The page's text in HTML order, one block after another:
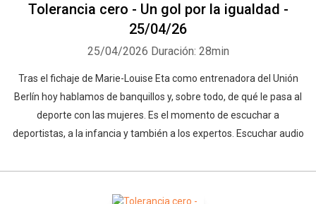
Tolerancia cero - Un gol por la igualdad -
25/04/26
25/04/2026 Duración: 28min
Tras el fichaje de Marie-Louise Eta como entrenadora del Unión
Berlín hoy hablamos de banquillos y, sobre todo, de qué le pasa al
deporte con las mujeres. Es el momento de escuchar a
deportistas, a la infancia y también a los expertos. Escuchar audio